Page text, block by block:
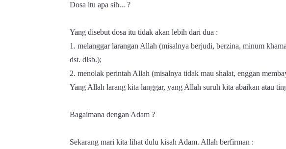
Dosa itu apa sih... ?
Yang disebut dosa itu tidak akan lebih dari dua :
1. melanggar larangan Allah (misalnya berjudi, berzina, minum
dst. dlsb.);
2. menolak perintah Allah (misalnya tidak mau shalat, enggan
Yang Allah larang kita langgar, yang Allah suruh kita abaikan atau
Bagaimana dengan Adam ?
Sekarang mari kita lihat dulu kisah Adam. Allah berfirman :